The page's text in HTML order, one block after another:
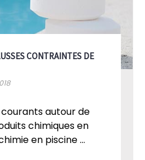
CONTRAINTES DE
autour de
chimiques en
en piscine ...